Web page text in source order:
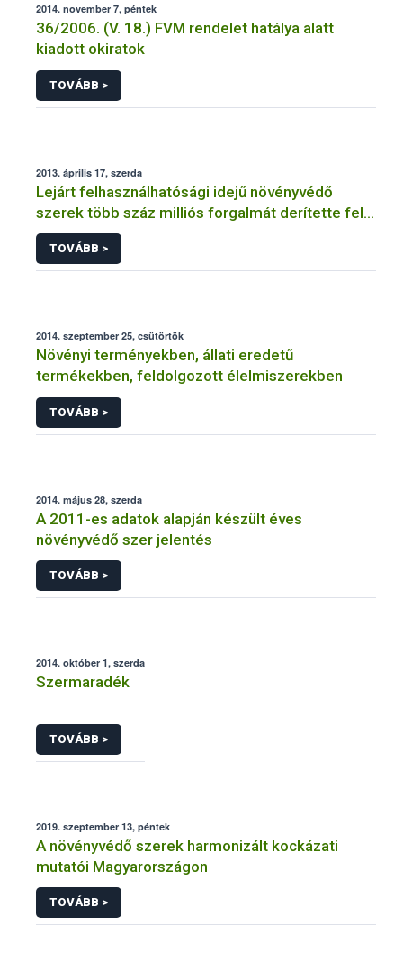
2014. november 7, péntek
36/2006. (V. 18.) FVM rendelet hatálya alatt
kiadott okiratok
TOVÁBB >
2013. április 17, szerda
Lejárt felhasználhatósági idejű növényvédő
szerek több száz milliós forgalmát derítette fel a
NÉBIH
TOVÁBB >
2014. szeptember 25, csütörtök
Növényi terményekben, állati eredetű
termékekben, feldolgozott élelmiszerekben
TOVÁBB >
2014. május 28, szerda
A 2011-es adatok alapján készült éves
növényvédő szer jelentés
TOVÁBB >
2014. október 1, szerda
Szermaradék
TOVÁBB >
2019. szeptember 13, péntek
A növényvédő szerek harmonizált kockázati
mutatói Magyarországon
TOVÁBB >